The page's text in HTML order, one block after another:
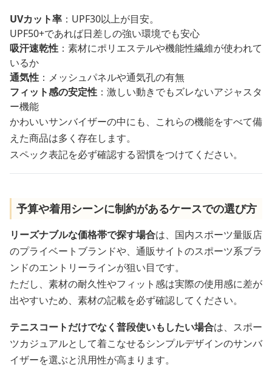
UVカット率 ：UPF30以上が目安。
UPF50+であれば日差しの強い環境でも安心
吸汗速乾性 ：素材にポリエステルや機能性繊維が使われて
いるか
通気性 ：メッシュパネルや通気孔の有無
フィット感の安定性 ：激しい動きでもズレないアジャスタ
ー機能
かわいいサンバイザーの中にも、これらの機能をすべて備
えた商品は多く存在します。
スペック表記を必ず確認する習慣をつけてください。
予算や着用シーンに制約があるケースでの選び方
リーズナブルな価格帯で探す場合は、国内スポーツ量販店
のプライベートブランドや、通販サイトのスポーツ系ブラ
ンドのエントリーラインが狙い目です。
ただし、素材の耐久性やフィット感は実際の使用感に差が
出やすいため、素材の記載を必ず確認してください。
テニスコートだけでなく普段使いもしたい場合は、スポー
ツカジュアルとして着こなせるシンプルデザインのサンバ
イザーを選ぶと汎用性が高まります。